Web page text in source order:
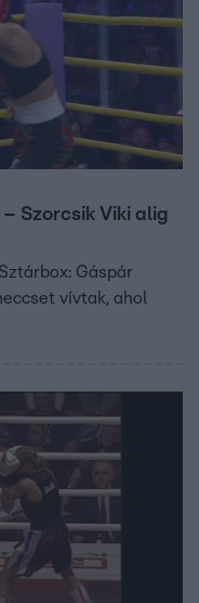
Szorcsik Viki alig
Gáspár
vívtak, ahol